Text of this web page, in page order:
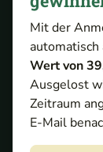
Mit der
Wert von
Ausgelost
Zeitraum
E-Mail